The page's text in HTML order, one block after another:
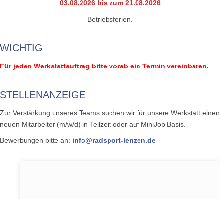
03.08.2026 bis zum 21.08.2026
Betriebsferien.
WICHTIG
Für jeden Werkstattauftrag bitte vorab ein Termin vereinbaren.
STELLENANZEIGE
Zur Verstärkung unseres Teams suchen wir für unsere Werkstatt einen
neuen Mitarbeiter (m/w/d) in Teilzeit oder auf MiniJob Basis.
Bewerbungen bitte an: info@radsport-lenzen.de